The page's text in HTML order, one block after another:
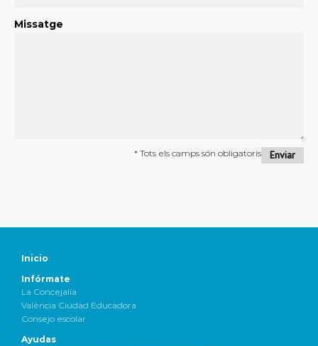
Missatge
* Tots els camps són obligatoris
Inicio
Infórmate
La Concejalía
València Ciudad Educadora
Consejo escolar
Ayudas